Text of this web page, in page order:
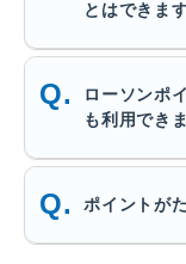
とはできま
ローソンポ
も利用でき
ポイントが